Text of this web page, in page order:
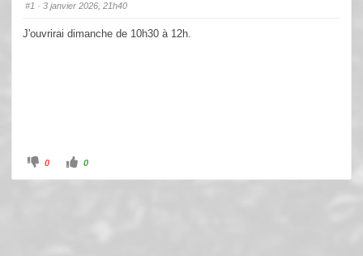
#1 · 3 janvier 2026, 21h40
J'ouvrirai dimanche de 10h30 à 12h.
0 0